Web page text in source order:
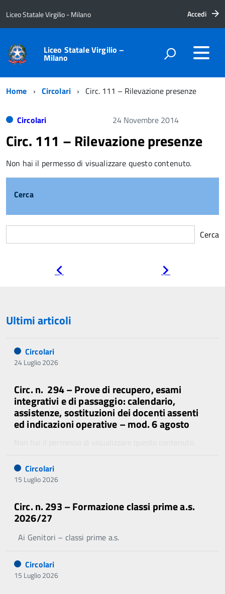
Liceo Statale Virgilio - Milano Accedi
Liceo Statale Virgilio –
Milano
Home Circolari Circ. 111 – Rilevazione presenze
Circolari 24 Novembre 2014
Circ. 111 – Rilevazione presenze
Non hai il permesso di visualizzare questo contenuto.
Cerca
Cerca
Ultimi articoli
Circolari
24 Luglio 2026
Circ. n. 294 – Prove di recupero, esami
integrativi e di passaggio: calendario,
assistenze, sostituzioni dei docenti assenti
ed indicazioni operative – mod. 6 agosto
Circolari
15 Luglio 2026
Circ. n. 293 – Formazione classi prime a.s.
2026/27
Ai Genitori – classi prime a.s.
Circolari
15 Luglio 2026